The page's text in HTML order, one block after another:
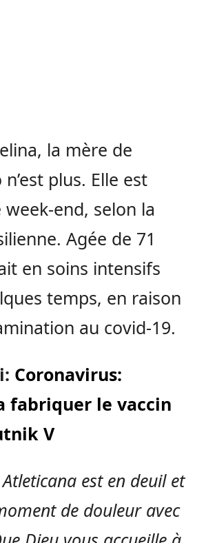
la mère de
plus. Elle est
week-end, selon la
Agée de 71
en soins intensifs
temps, en raison
au covid-19.
Coronavirus:
fabriquer le vaccin
V
est en deuil et
de douleur avec